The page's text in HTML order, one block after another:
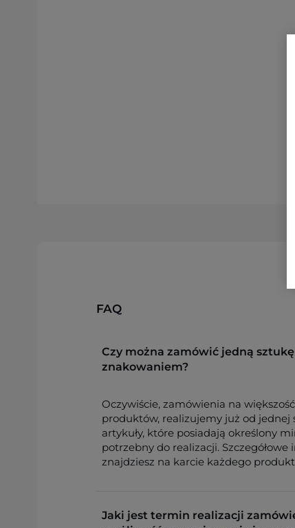
FAQ
Czy można zamówić jedną
znakowaniem?
Oczywiście, zamówienia na
produktów, realizujemy już od jednej
artykuły, które posiadają określony
potrzebny do realizacji.
znajdziesz na karcie każdego
Jaki jest termin realizacji